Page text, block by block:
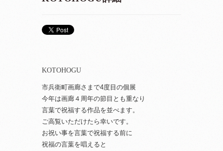
KOTOHOGU
市兵衛町画廊さまで4度目の個展
今年は画廊４周年の節目とも重なり
言葉で祝福する作品を並べます。
ご高覧いただけたら幸いです。
お祝い事を言葉で祝福する前に
祝福の言葉を唱えると